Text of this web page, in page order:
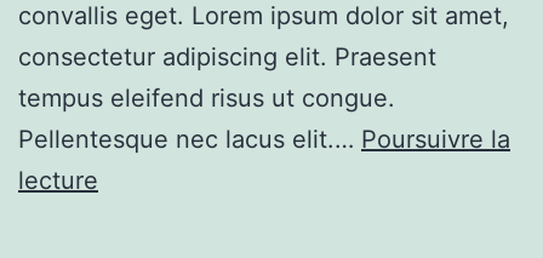
convallis eget. Lorem ipsum dolor sit amet,
consectetur adipiscing elit. Praesent
tempus eleifend risus ut congue.
Pellentesque nec lacus elit.… Poursuivre la
lecture